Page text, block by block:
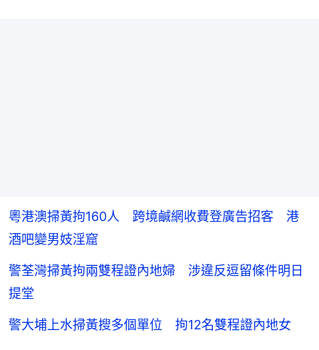
粵港澳掃黃拘160人 跨境鹹網收費登廣告招客 港
酒吧變男妓淫窟
警荃灣掃黃拘兩雙程證內地婦 涉違反逗留條件明日
提堂
警大埔上水掃黃搜多個單位 拘12名雙程證內地女